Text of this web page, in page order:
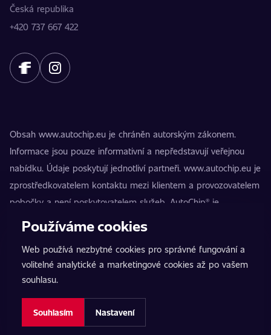
Česká republika
+420 737 667 422
Obsah www.autochip.eu je chráněn autorským zákonem.
Informace jsou pouze informativní a nepředstavují veřejnou
nabídku. Údaje poskytují jednotliví partneři. www.autochip.eu je
zprostředkovatelem kontaktu mezi klientem a provozovatelem
pobočky a není poskytovatelem služeb. AutoChip® je
registrovaná ochranná známka Petra Kučery. Úpravy, které
nezpůsobilosti vozidla k provozu na pozemních komunikacích.
Přesné informace poskytuje vždy konkrétní provozovatel
pobočky.
Nastavení cookies
Používáme cookies
Web používá nezbytné cookies pro správné fungování a
volitelné analytické a marketingové cookies až po vašem
souhlasu.
Souhlasím Nastavení